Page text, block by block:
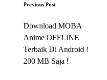
Post
navigation
Previous Post
Download MOBA
Anime OFFLINE
Terbaik Di Android !
200 MB Saja !